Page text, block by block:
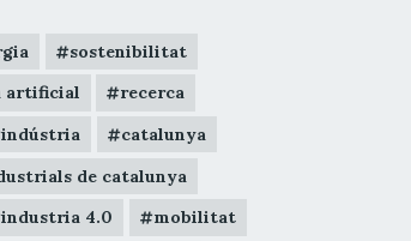
sostenibilitat
artificial
recerca
indústria
catalunya
de catalunya
industria 4.0
mobilitat